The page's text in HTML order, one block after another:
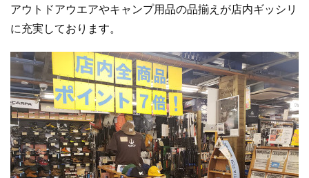
アウトドアウエアやキャンプ用品の品揃えが店内ギッシリ
に充実しております。